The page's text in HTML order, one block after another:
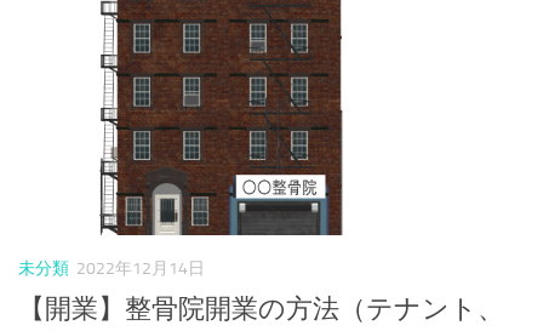
未分類 2022年12月14日
【開業】整骨院開業の方法（テナント、